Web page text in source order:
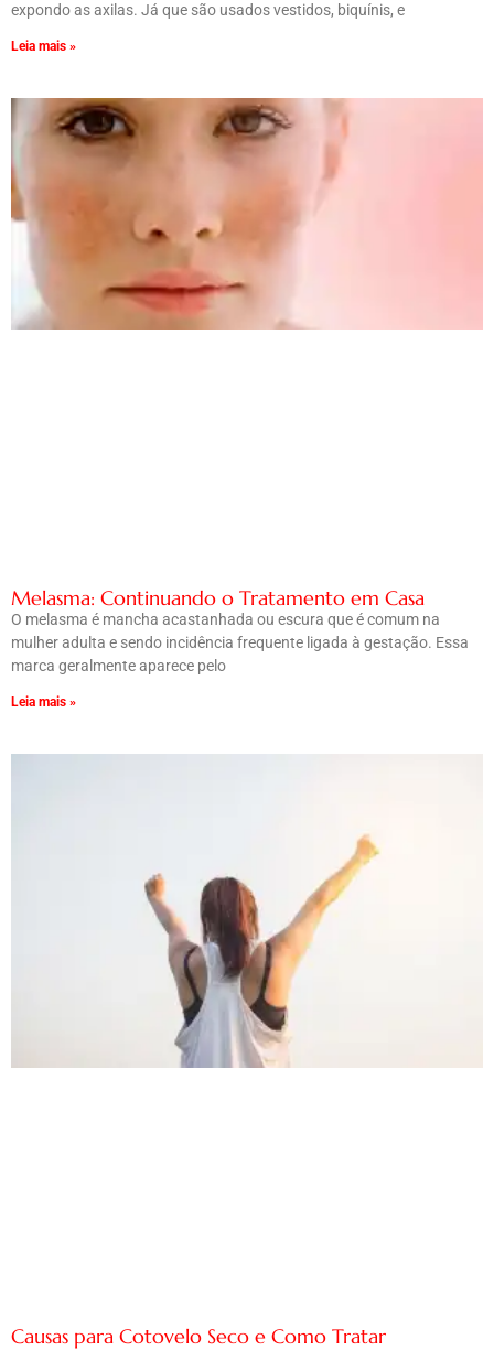
expondo as axilas. Já que são usados vestidos, biquínis, e
Leia mais »
Melasma: Continuando o Tratamento em Casa
O melasma é mancha acastanhada ou escura que é comum na
mulher adulta e sendo incidência frequente ligada à gestação. Essa
marca geralmente aparece pelo
Leia mais »
Causas para Cotovelo Seco e Como Tratar